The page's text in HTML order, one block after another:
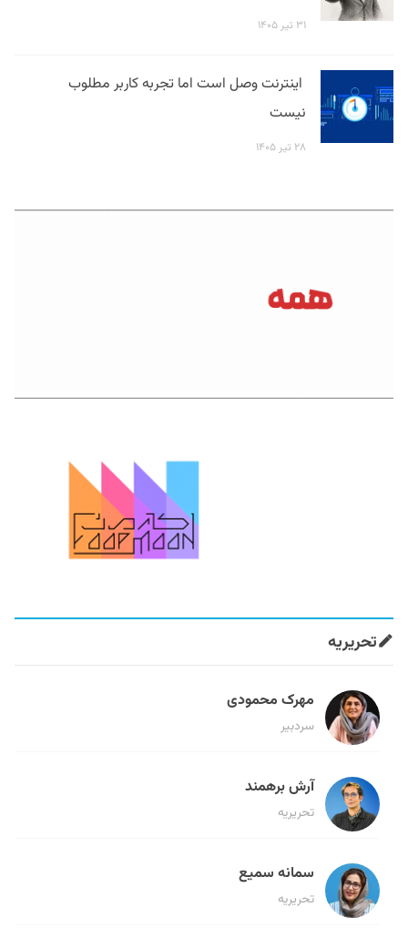
۳۱ تیر ۱۴۰۵
اینترنت وصل است اما تجربه کاربر مطلوب
نیست
۲۸ تیر ۱۴۰۵
تحریریه
مهرک محمودی
سردبیر
آرش برهمند
تحریریه
سمانه سمیع
تحریریه